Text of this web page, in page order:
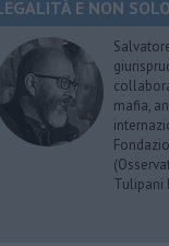
E NON
mafia,
Tulipani